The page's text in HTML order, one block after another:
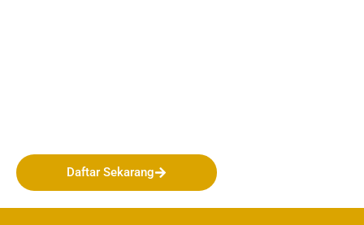
Daftar Sekarang